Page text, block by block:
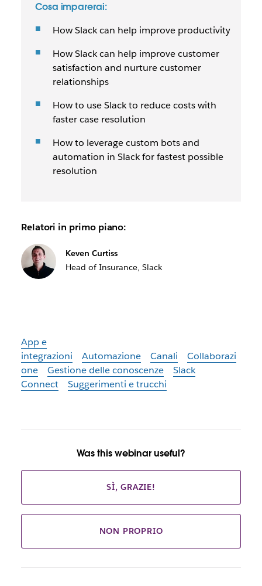
Cosa imparerai:
How Slack can help improve productivity
How Slack can help improve customer
satisfaction and nurture customer
relationships
How to use Slack to reduce costs with
faster case resolution
How to leverage custom bots and
automation in Slack for fastest possible
resolution
Relatori in primo piano:
Keven Curtiss
Head of Insurance, Slack
App e
integrazioni
Automazione Canali
Collaborazi
one
Gestione delle conoscenze
Slack
Connect
Suggerimenti e trucchi
Was this webinar useful?
SÌ, GRAZIE!
NON PROPRIO